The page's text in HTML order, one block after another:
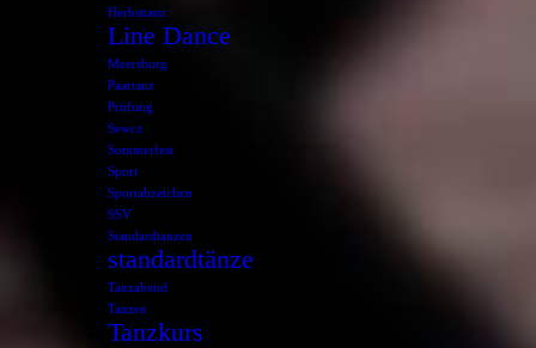
Herbsttanz
Line Dance
Meersburg
Paartanz
Prüfung
Sewcz
Sommerfest
Sport
Sportabzeichen
SSV
Standardtanzen
standardtänze
Tanzabend
Tanzen
Tanzkurs